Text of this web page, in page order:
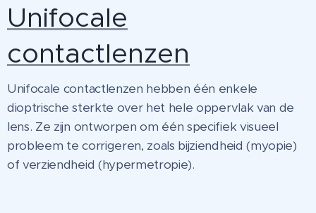
Unifocale
contactlenzen
Unifocale contactlenzen hebben één enkele
dioptrische sterkte over het hele oppervlak van de
lens. Ze zijn ontworpen om één specifiek visueel
probleem te corrigeren, zoals bijziendheid (myopie)
of verziendheid (hypermetropie).